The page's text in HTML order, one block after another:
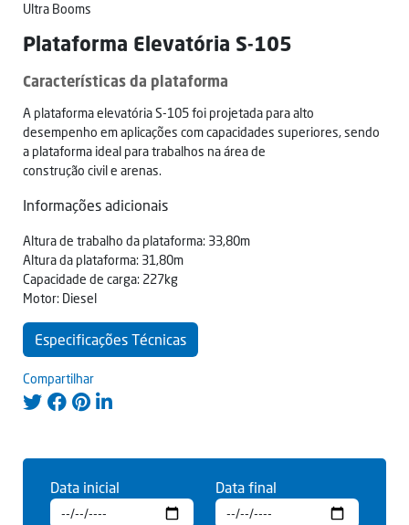
Ultra Booms
Plataforma Elevatória S-105
Características da plataforma
A plataforma elevatória S-105 foi projetada para alto
desempenho em aplicações com capacidades superiores, sendo
a plataforma ideal para trabalhos na área de
construção civil e arenas.
Informações adicionais
Altura de trabalho da plataforma: 33,80m
Altura da plataforma: 31,80m
Capacidade de carga: 227kg
Motor: Diesel
Especificações Técnicas
Compartilhar
Data inicial Data final